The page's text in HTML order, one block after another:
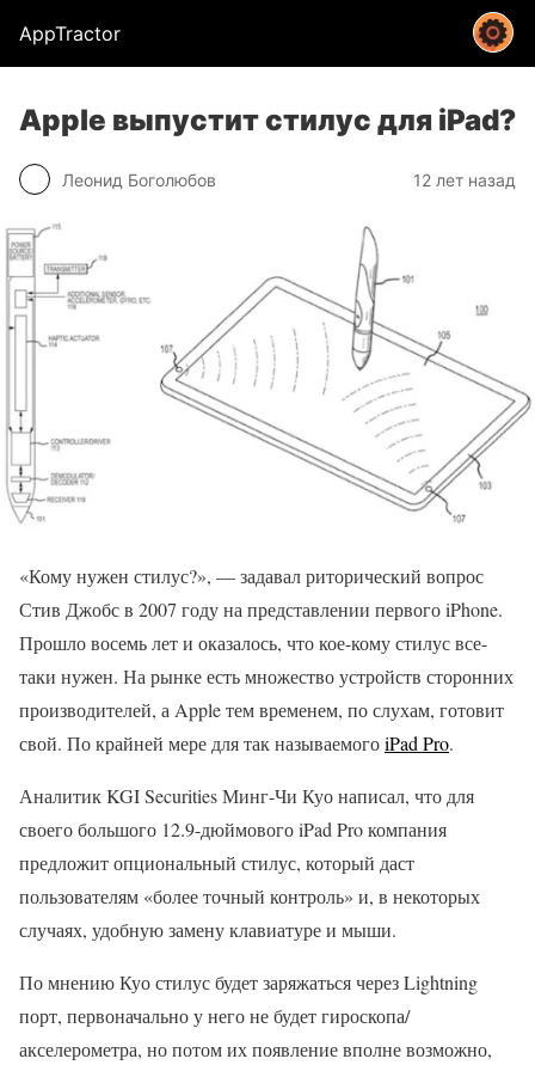
AppTractor
Apple выпустит стилус для iPad?
Леонид Боголюбов 12 лет назад
«Кому нужен стилус?», — задавал риторический вопрос
Стив Джобс в 2007 году на представлении первого iPhone.
Прошло восемь лет и оказалось, что кое-кому стилус все-
таки нужен. На рынке есть множество устройств сторонних
производителей, а Apple тем временем, по слухам, готовит
свой. По крайней мере для так называемогоiPad Pro.
Аналитик KGI Securities Минг-Чи Куо написал, что для
своего большого 12.9-дюймового iPad Pro компания
предложит опциональный стилус, который даст
пользователям «более точный контроль» и, в некоторых
случаях, удобную замену клавиатуре и мыши.
По мнению Куо стилус будет заряжаться через Lightning
порт, первоначально у него не будет гироскопа/
акселерометра, но потом их появление вполне возможно,